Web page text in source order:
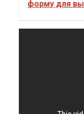
форму для